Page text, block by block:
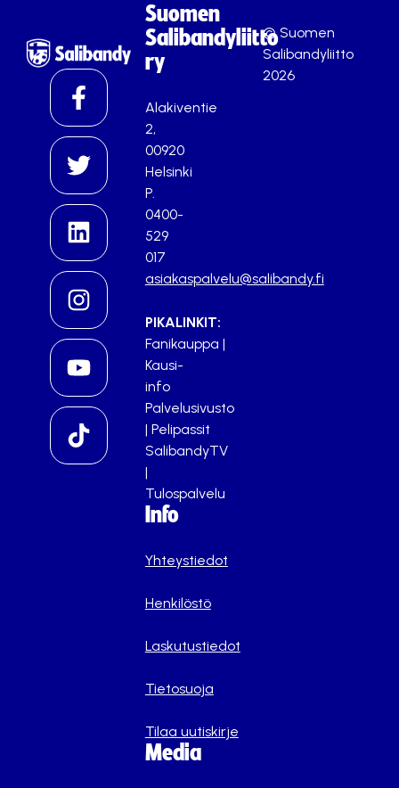
Suomen
Salibandyliitto
ry
Alakiventie
2,
00920
Helsinki
P.
0400-
529
017
asiakaspalvelu@salibandy.fi
PIKALINKIT:
Fanikauppa |
Kausi-
info
Palvelusivusto
| Pelipassit
SalibandyTV
|
Tulospalvelu
Info
Yhteystiedot
Henkilöstö
Laskutustiedot
Tietosuoja
Tilaa uutiskirje
Media
© Suomen
Salibandyliitto
2026